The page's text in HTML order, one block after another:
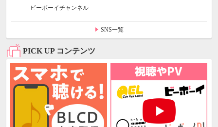
ビーボーイチャンネル
SNS一覧
PICK UP コンテンツ